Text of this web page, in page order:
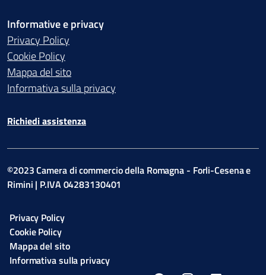
Informative e privacy
Privacy Policy
Cookie Policy
Mappa del sito
Informativa sulla privacy
Richiedi assistenza
©2023 Camera di commercio della Romagna - Forli-Cesena e
Rimini | P.IVA 04283130401
Privacy Policy
Cookie Policy
Mappa del sito
Informativa sulla privacy